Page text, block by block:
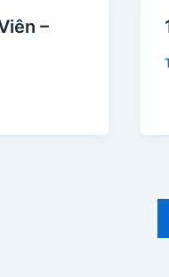
–